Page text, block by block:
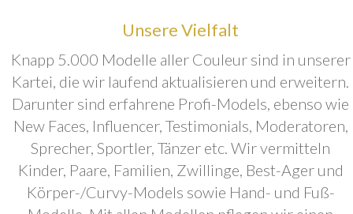
Unsere Vielfalt
Knapp 5.000 Modelle aller Couleur sind in unserer
Kartei, die wir laufend aktualisieren und erweitern.
Darunter sind erfahrene Profi-Models, ebenso wie
New Faces, Influencer, Testimonials, Moderatoren,
Sprecher, Sportler, Tänzer etc. Wir vermitteln
Kinder, Paare, Familien, Zwillinge, Best-Ager und
Körper-/Curvy-Models sowie Hand- und Fuß-